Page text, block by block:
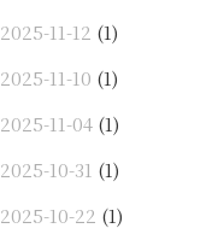
2025-11-12 (1)
2025-11-10 (1)
2025-11-04 (1)
2025-10-31 (1)
2025-10-22 (1)